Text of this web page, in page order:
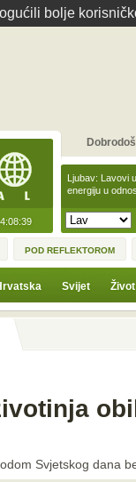
bolje
Ljubav: Lavovi
energiju u
POD REFLEKTOROM
Svijet Život
Svjetskog dana